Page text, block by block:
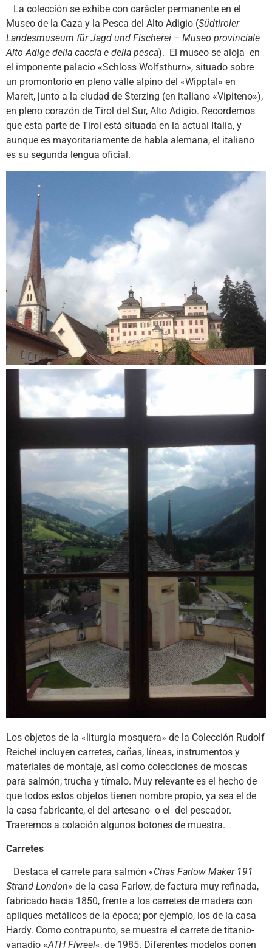
La colección se exhibe con carácter permanente en el
Museo de la Caza y la Pesca del Alto Adigio (Südtiroler
Landesmuseum für Jagd und Fischerei – Museo provinciale
Alto Adige della caccia e della pesca). El museo se aloja en
el imponente palacio «Schloss Wolfsthurn», situado sobre
un promontorio en pleno valle alpino del «Wipptal» en
Mareit, junto a la ciudad de Sterzing (en italiano «Vipiteno»),
en pleno corazón de Tirol del Sur, Alto Adigio. Recordemos
que esta parte de Tirol está situada en la actual Italia, y
aunque es mayoritariamente de habla alemana, el italiano
es su segunda lengua oficial.
Los objetos de la «liturgia mosquera» de la Colección Rudolf
Reichel incluyen carretes, cañas, líneas, instrumentos y
materiales de montaje, así como colecciones de moscas
para salmón, trucha y tímalo. Muy relevante es el hecho de
que todos estos objetos tienen nombre propio, ya sea el de
la casa fabricante, el del artesano o el del pescador.
Traeremos a colación algunos botones de muestra.
Carretes
Destaca el carrete para salmón «Chas Farlow Maker 191
Strand London» de la casa Farlow, de factura muy refinada,
fabricado hacia 1850, frente a los carretes de madera con
apliques metálicos de la época; por ejemplo, los de la casa
Hardy. Como contrapunto, se muestra el carrete de titanio-
vanadio «ATH Flyreel«, de 1985. Diferentes modelos ponen